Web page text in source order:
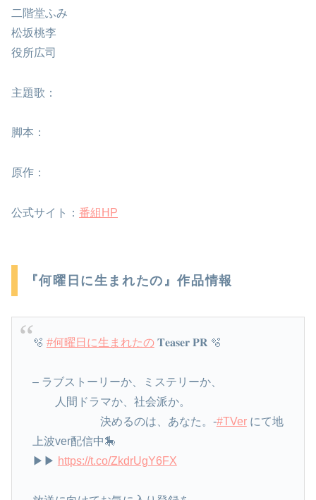
二階堂ふみ
松坂桃李
役所広司
主題歌：
脚本：
原作：
公式サイト： 番組HP
『何曜日に生まれたの』作品情報
🫧 #何曜日に生まれたの𝐓𝐞𝐚𝐬𝐞𝐫 𝐏𝐑 🫧
– ラブストーリーか、ミステリーか、
人間ドラマか、社会派か。
決めるのは、あなた。-#TVerにて地
上波ver配信中🎠
▶︎▶︎ https://t.co/ZkdrUgY6FX